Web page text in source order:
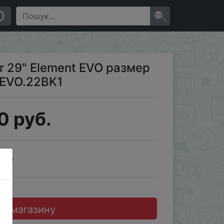
Element EVO размер
руб.
магазину